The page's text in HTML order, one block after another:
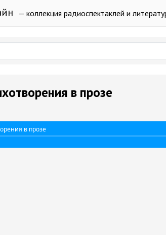
— коллекция радиоспектаклей и
в прозе
в прозе